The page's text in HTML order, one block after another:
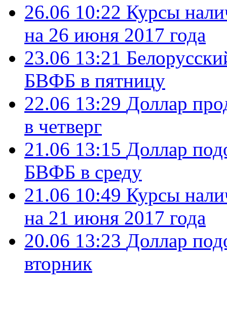
26.06 10:22 Курсы
на 26 июня 2017 года
23.06 13:21
БВФБ в пятницу
22.06 13:29 Доллар
в четверг
21.06 13:15 Доллар
БВФБ в среду
21.06 10:49 Курсы
на 21 июня 2017 года
20.06 13:23 Доллар
вторник